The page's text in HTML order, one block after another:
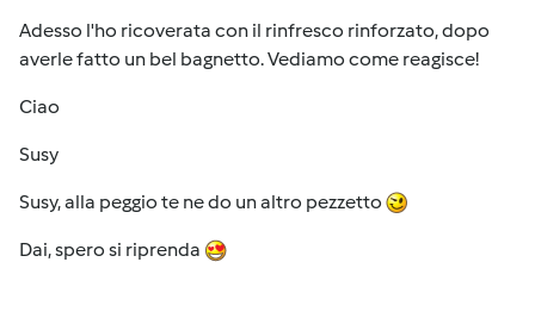
Adesso l'ho ricoverata con il rinfresco rinforzato, dopo
averle fatto un bel bagnetto. Vediamo come reagisce!
Ciao
Susy
Susy, alla peggio te ne do un altro pezzetto
Dai, spero si riprenda